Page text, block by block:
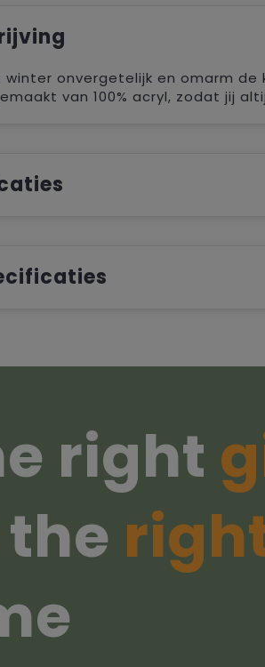
winter onvergetelijk en omarm
van 100% acryl, zodat jij
right